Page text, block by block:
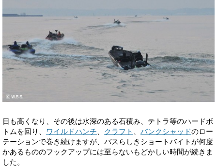
日も高くなり、その後は水深のある石積み、テトラ等のハードボ
トムを回り、
ワイルドハンチ クラフト バンクシャッドのロー
テーションで巻き続けますが、バスらしきショートバイトが何度
かあるもののフックアップには至らないもどかしい時間が続きま
した。